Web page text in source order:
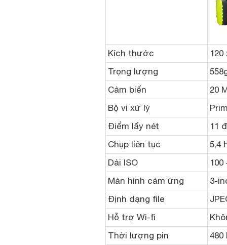
Kích thước
120
Trọng lượng
Cảm biến
20
Bộ vi xử lý
Điểm lấy nét
11
Chụp liên tục
5,4
Dải ISO
100
Màn hình cảm ứng
3-
Định dạng file
Hỗ trợ Wi-fi
Thời lượng pin
480